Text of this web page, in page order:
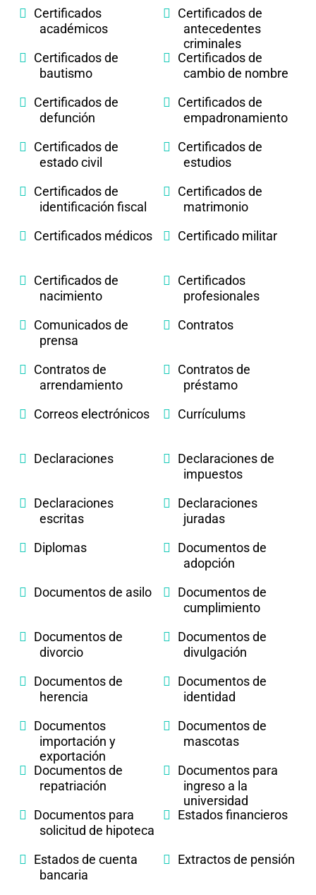
Certificados
académicos
Certificados de
antecedentes
criminales
Certificados de
bautismo
Certificados de
cambio de nombre
Certificados de
defunción
Certificados de
empadronamiento
Certificados de
estado civil
Certificados de
estudios
Certificados de
identificación fiscal
Certificados de
matrimonio
Certificados médicos
Certificado militar
Certificados de
nacimiento
Certificados
profesionales
Comunicados de
prensa
Contratos
Contratos de
arrendamiento
Contratos de
préstamo
Correos electrónicos
Currículums
Declaraciones
Declaraciones de
impuestos
Declaraciones
escritas
Declaraciones
juradas
Diplomas
Documentos de
adopción
Documentos de asilo
Documentos de
cumplimiento
Documentos de
divorcio
Documentos de
divulgación
Documentos de
herencia
Documentos de
identidad
Documentos
importación y
exportación
Documentos de
mascotas
Documentos de
repatriación
Documentos para
ingreso a la
universidad
Documentos para
solicitud de hipoteca
Estados financieros
Estados de cuenta
bancaria
Extractos de pensión